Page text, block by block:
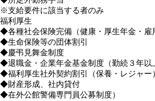
※支給要件に該当する者のみ
福利厚生
◆各種社会保険完備（健康・厚生年金・雇
◆生命保険等の団体割引
◆慶弔見舞金制度
◆退職金・企業年金基金制度（勤続３年以
◆福利厚生社外契約割引（保養・レジャー
◆財産形成、社内貸付
◆在外公館警備専門員公募制度）